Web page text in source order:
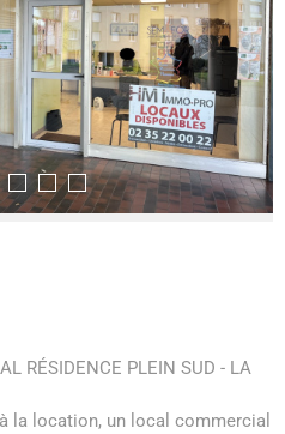
RÉSIDENCE PLEIN SUD - LA
la location, un local commercial